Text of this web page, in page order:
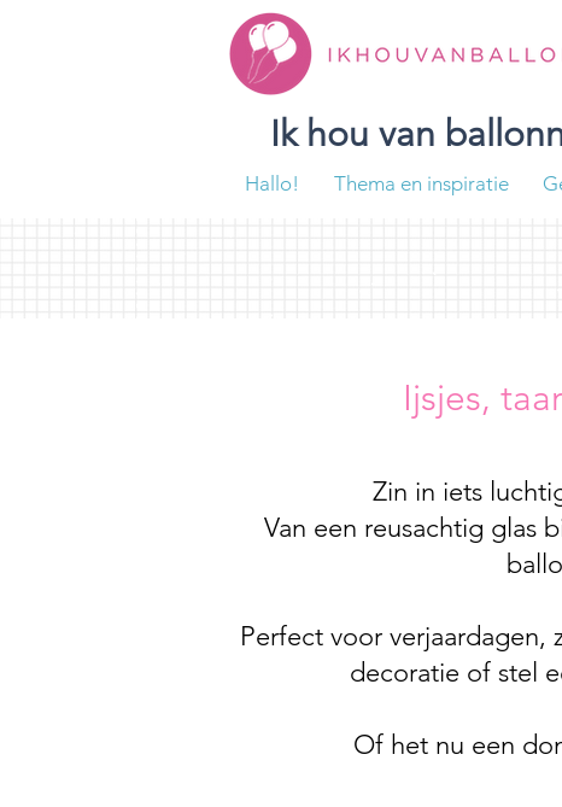
Ik hou van
Hallo! Thema en inspiratie
Ijsjes,
Zin in iets
Van een reusachtig glas
Perfect voor
decoratie of stel
Of het nu een